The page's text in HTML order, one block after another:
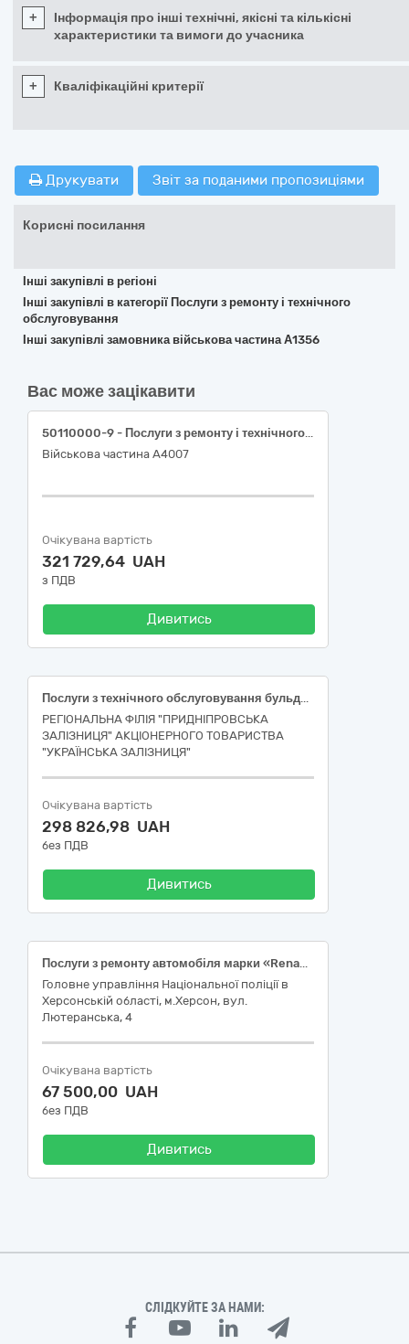
+
Інформація про інші технічні, якісні та кількісні
характеристики та вимоги до учасника
+ Кваліфікаційні критерії
Друкувати Звіт за поданими пропозиціями
Корисні посилання
Інші закупівлі в регіоні
Інші закупівлі в категорії Послуги з ремонту і технічного
обслуговування
Інші закупівлі замовника військова частина А1356
Вас може зацікавити
50110000-9 - Послуги з ремонту і технічного обслуговування мототранспортних засобів і супутнього обладнання
Військова частина А4007
Очікувана вартість
321 729,64 UAH
з ПДВ
Дивитись
Послуги з технічного обслуговування бульдозера Т-330
РЕГІОНАЛЬНА ФІЛІЯ "ПРИДНІПРОВСЬКА
ЗАЛІЗНИЦЯ" АКЦІОНЕРНОГО ТОВАРИСТВА
"УКРАЇНСЬКА ЗАЛІЗНИЦЯ"
Очікувана вартість
298 826,98 UAH
без ПДВ
Дивитись
Послуги з ремонту автомобіля марки «Renault Duster»
Головне управління Національної поліції в
Херсонській області, м.Херсон, вул.
Лютеранська, 4
Очікувана вартість
67 500,00 UAH
без ПДВ
Дивитись
СЛІДКУЙТЕ ЗА НАМИ: